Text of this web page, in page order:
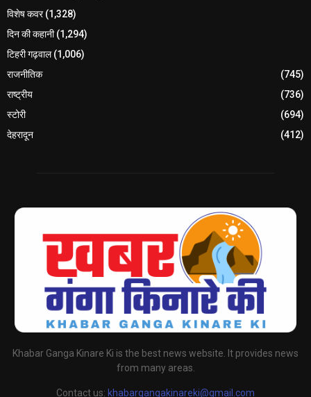
विशेष कवर(1,328)
दिन की कहानी(1,294)
टिहरी गढ़वाल(1,006)
राजनीतिक
(745)
राष्ट्रीय
(736)
स्टोरी
(694)
देहरादून
(412)
Khabar Ganga Kinare Ki is the best news website. It provides news
from many areas.
Contact us: khabargangakinareki@gmail.com